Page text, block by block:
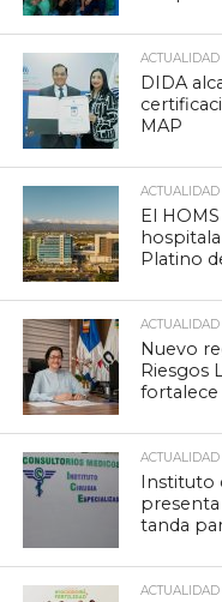
ACTUALIDAD
DIDA
MAP
ACTUALIDAD
El
Platino
ACTUALIDAD
Nuevo
Riesgos
fortalece
ACTUALIDAD
Instituto
tanda
ACTUALIDAD